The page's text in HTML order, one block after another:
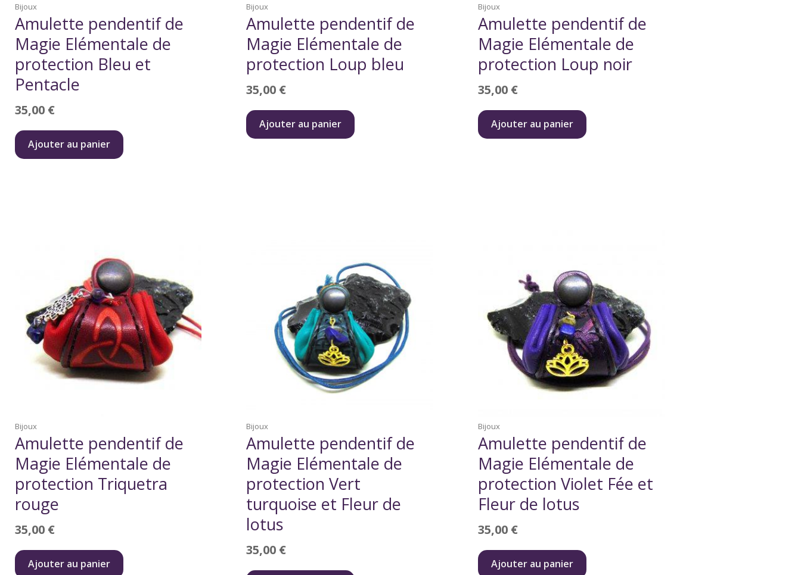
Bijoux
Amulette pendentif de
Magie Elémentale de
protection Bleu et
Pentacle
35,00 €
Ajouter au panier
Bijoux
Amulette pendentif de
Magie Elémentale de
protection Loup bleu
35,00 €
Ajouter au panier
Bijoux
Amulette pendentif de
Magie Elémentale de
protection Loup noir
35,00 €
Ajouter au panier
Bijoux
Amulette pendentif de
Magie Elémentale de
protection Triquetra
rouge
35,00 €
Ajouter au panier
Bijoux
Amulette pendentif de
Magie Elémentale de
protection Vert
turquoise et Fleur de
lotus
35,00 €
Bijoux
Amulette pendentif de
Magie Elémentale de
protection Violet Fée et
Fleur de lotus
35,00 €
Ajouter au panier